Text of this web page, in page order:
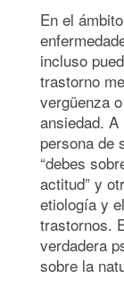
En el
incluso
trastorno
vergüenza
ansiedad.
persona de
“debes
actitud” y
etiología y
trastornos.
verdadera
sobre la